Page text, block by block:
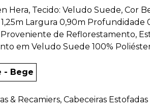
Hera, Tecido: Veludo Suede, Cor
Largura 0,90m Profundidade
Proveniente de Reflorestamento,
em Veludo Suede 100%
- Bege
& Recamiers, Cabeceiras Estofadas